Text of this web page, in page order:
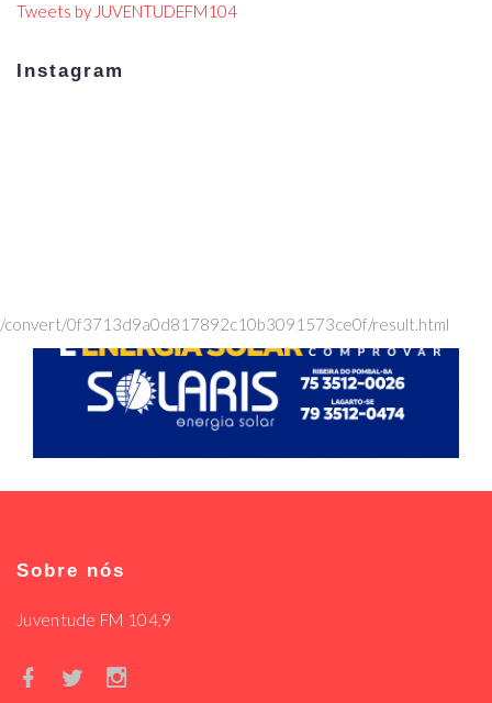
Tweets by JUVENTUDEFM104
Instagram
/convert/0f3713d9a0d817892c10b3091573ce0f/result.html
Sobre nós
Juventude FM 104,9